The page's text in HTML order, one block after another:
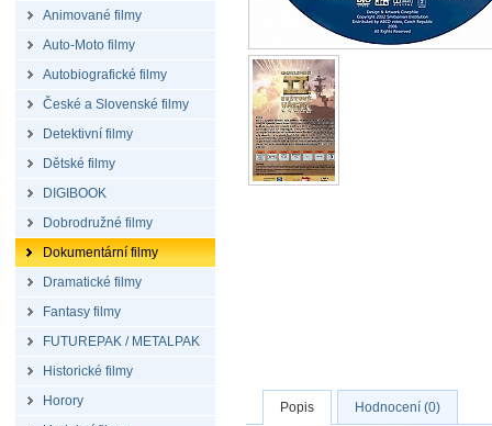
Animované filmy
Auto-Moto filmy
Autobiografické filmy
České a Slovenské filmy
Detektivní filmy
Dětské filmy
DIGIBOOK
Dobrodružné filmy
Dokumentární filmy
Dramatické filmy
Fantasy filmy
FUTUREPAK / METALPAK
Historické filmy
Horory
Popis Hodnocení (0)